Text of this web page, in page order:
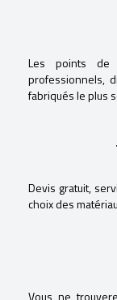
Les points de
professionnels,
fabriqués le plus
Devis gratuit,
choix des
Vous ne